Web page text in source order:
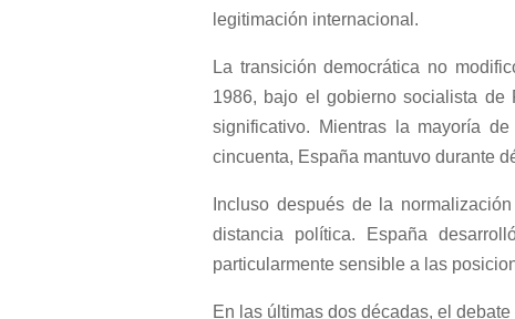
legitimación internacional.
La transición democrática no
1986, bajo el gobierno socialista
significativo. Mientras la mayoría
cincuenta, España mantuvo durante
Incluso después de la
distancia política. España
particularmente sensible a las
En las últimas dos décadas, el